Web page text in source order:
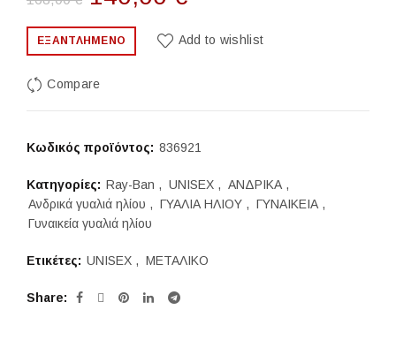
price
τρέχουσα
140,00 €.
ΕΞΑΝΤΛΗΜΈΝΟ Add to wishlist
Compare
Κωδικός προϊόντος: 836921
Κατηγορίες: Ray-Ban , UNISEX , ΑΝΔΡΙΚΑ ,
Ανδρικά γυαλιά ηλίου , ΓΥΑΛΙΑ ΗΛΙΟΥ , ΓΥΝΑΙΚΕΙΑ ,
Γυναικεία γυαλιά ηλίου
Ετικέτες: UNISEX , ΜΕΤΑΛΙΚΟ
Share